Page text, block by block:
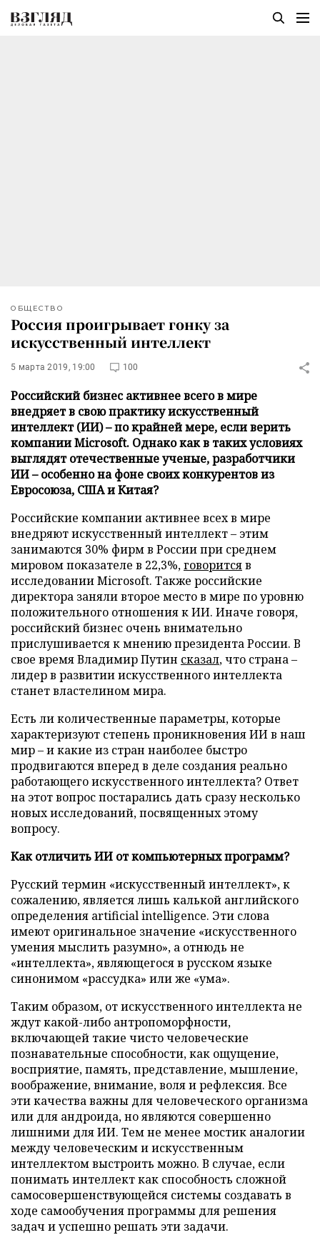
ОБЩЕСТВО
Россия проигрывает гонку за
искусственный интеллект
5 марта 2019, 19:00 100
Российский бизнес активнее всего в мире
внедряет в свою практику искусственный
интеллект (ИИ) – по крайней мере, если верить
компании Microsoft. Однако как в таких условиях
выглядят отечественные ученые, разработчики
ИИ – особенно на фоне своих конкурентов из
Евросоюза, США и Китая?
Российские компании активнее всех в мире
внедряют искусственный интеллект – этим
занимаются 30% фирм в России при среднем
мировом показателе в 22,3%,говоритсяв
исследовании Microsoft. Также российские
директора заняли второе место в мире по уровню
положительного отношения к ИИ. Иначе говоря,
российский бизнес очень внимательно
прислушивается к мнению президента России. В
свое время Владимир Путин сказал, что страна –
лидер в развитии искусственного интеллекта
станет властелином мира.
Есть ли количественные параметры, которые
характеризуют степень проникновения ИИ в наш
мир – и какие из стран наиболее быстро
продвигаются вперед в деле создания реально
работающего искусственного интеллекта? Ответ
на этот вопрос постарались дать сразу несколько
новых исследований, посвященных этому
вопросу.
Как отличить ИИ от компьютерных программ?
Русский термин «искусственный интеллект», к
сожалению, является лишь калькой английского
определения artificial intelligence. Эти слова
имеют оригинальное значение «искусственного
умения мыслить разумно», а отнюдь не
«интеллекта», являющегося в русском языке
синонимом «рассудка» или же «ума».
Таким образом, от искусственного интеллекта не
ждут какой-либо антропоморфности,
включающей такие чисто человеческие
познавательные способности, как ощущение,
восприятие, память, представление, мышление,
воображение, внимание, воля и рефлексия. Все
эти качества важны для человеческого организма
или для андроида, но являются совершенно
лишними для ИИ. Тем не менее мостик аналогии
между человеческим и искусственным
интеллектом выстроить можно. В случае, если
понимать интеллект как способность сложной
самосовершенствующейся системы создавать в
ходе самообучения программы для решения
задач и успешно решать эти задачи.